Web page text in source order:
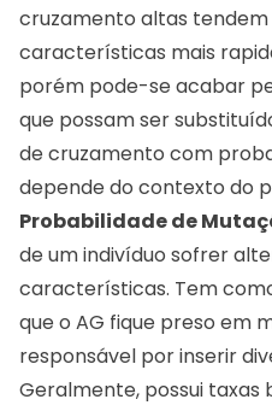
cruzamento altas tendem
características mais
porém pode-se acabar
que possam ser
de cruzamento com
depende do contexto do
Probabilidade de
de um indivíduo sofrer
características. Tem
que o AG fique preso em
responsável por inserir
Geralmente, possui taxas